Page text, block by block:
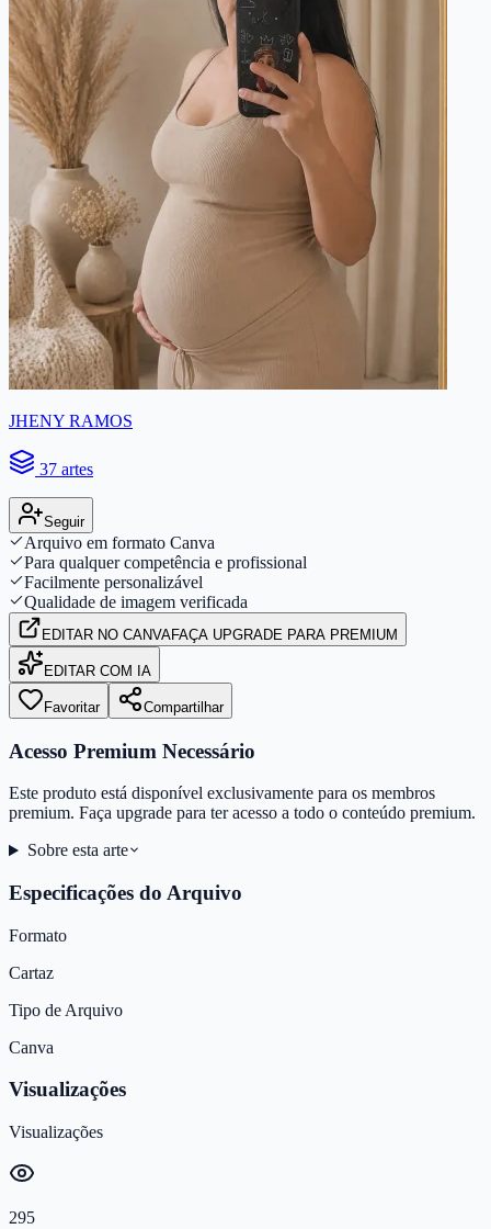
JHENY RAMOS
37 artes
Seguir
Arquivo em formato Canva
Para qualquer competência e profissional
Facilmente personalizável
Qualidade de imagem verificada
EDITAR NO CANVAFAÇA UPGRADE PARA PREMIUM
EDITAR COM IA
Favoritar Compartilhar
Acesso Premium Necessário
Este produto está disponível exclusivamente para os membros
premium. Faça upgrade para ter acesso a todo o conteúdo premium.
Sobre esta arte
Especificações do Arquivo
Formato
Cartaz
Tipo de Arquivo
Canva
Visualizações
Visualizações
295